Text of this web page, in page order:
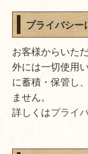
プライバシー
お客様からいた
外には一切使用
に蓄積・保管し
ません。
詳しくはプライ